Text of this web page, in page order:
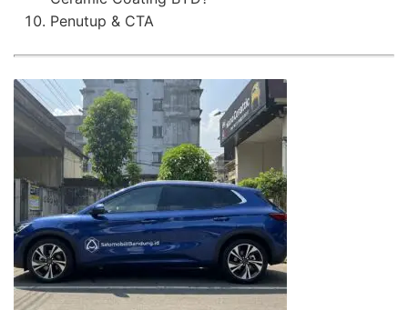
Penutup & CTA